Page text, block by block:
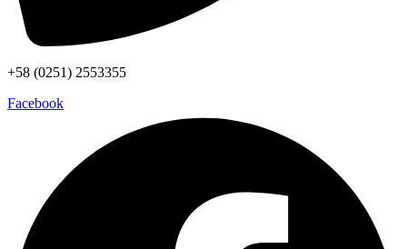
+58 (0251) 2553355
Facebook